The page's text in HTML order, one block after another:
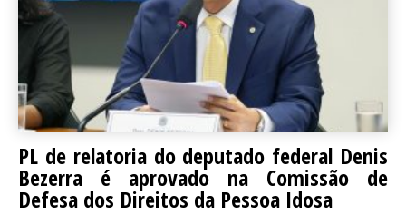
PL de relatoria do deputado federal Denis
Bezerra é aprovado na Comissão de
Defesa dos Direitos da Pessoa Idosa